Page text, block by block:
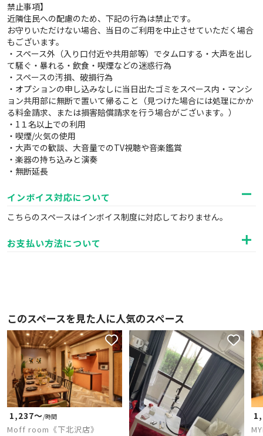
禁止事項】
近隣住民への配慮のため、下記の行為は禁止です。
お守りいただけない場合、当日のご利用を中止させていただく場合
もございます。
・スペース外（入り口付近や共用部等）でタムロする・大声を出し
て騒ぐ・暴れる・飲食・喫煙などの迷惑行為
・スペースの汚損、破損行為
・オプションの申し込みなしに当日出たゴミをスペース内・マンシ
ョン共用部に無断で置いて帰ること（見つけた場合には処理にかか
る料金請求、または損害賠償請求を行う場合がございます。）
・1１名以上での利用
・喫煙/火気の使用
・大声での歓談、大音量でのTV視聴や音楽鑑賞
・楽器の持ち込みと演奏
・無断延長
インボイス対応について
こちらのスペースはインボイス制度に対応しておりません。
お支払い方法について
このスペースを見た人に人気のスペース
1,237〜/時間
Moff room《下北沢店》